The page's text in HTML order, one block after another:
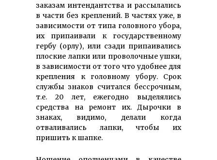
заказам интендантства и рассылались
в части без креплений. В частях уже, в
зависимости от типа головного убора,
их припаивали к государственному
гербу (орлу), или сзади припаивались
плоские лапки или проволочные ушки,
в зависимости от того что удобнее для
крепления к головному убору. Срок
службы знаков считался бессрочным,
т.е. 20 лет, ежегодно выделялись
средства на ремонт их. Дырочки в
знаках, видимо, делали когда
отваливались лапки, чтобы их
пришить к шапке.